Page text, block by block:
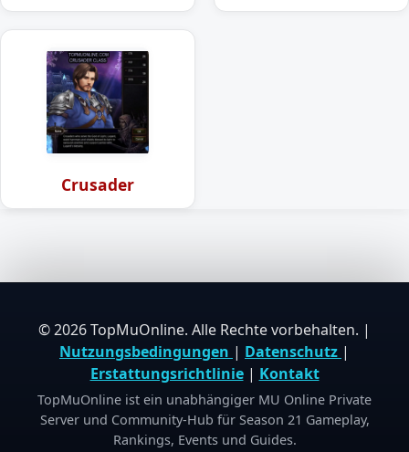
Crusader
© 2026 TopMuOnline. Alle Rechte vorbehalten. |
Nutzungsbedingungen | Datenschutz |
Erstattungsrichtlinie| Kontakt
TopMuOnline ist ein unabhängiger MU Online Private
Server und Community-Hub für Season 21 Gameplay,
Rankings, Events und Guides.